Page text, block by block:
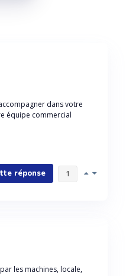
dans votre
équipe commercial
réponse 1
les machines, locale,